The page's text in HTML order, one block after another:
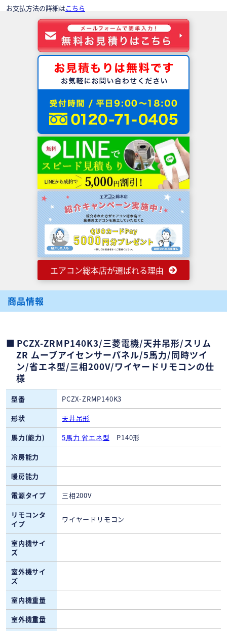
お支払方法の詳細はこちら
エアコン総本店が選ばれる理由
商品情報
PCZX-ZRMP140K3/三菱電機/天井吊形/スリム
ZR ムーブアイセンサーパネル/5馬力/同時ツイ
ン/省エネ型/三相200V/ワイヤードリモコンの仕
様
型番
PCZX-ZRMP140K3
形状
天井吊形
馬力(能力)
5馬力 省エネ型 P140形
冷房能力
暖房能力
電源タイプ
三相200V
リモコンタ
イプ
ワイヤードリモコン
室内機サイ
ズ
室外機サイ
ズ
室内機重量
室外機重量